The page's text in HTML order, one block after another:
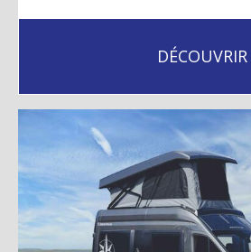
DÉCOUVRIR